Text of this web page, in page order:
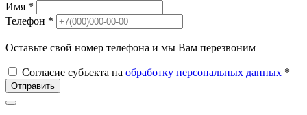
Имя *
Телефон *
Оставьте свой номер телефона и мы Вам перезвоним
Согласие субъекта на обработку персональных данных *
Отправить